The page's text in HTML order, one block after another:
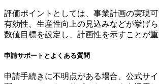
評価ポイントとしては、事業計画の実現
有効性、生産性向上の見込みなどが挙げ
数値目標を設定し、計画性を示すことが重
申請サポートとよくある質問
申請手続きに不明点がある場合、公式サ